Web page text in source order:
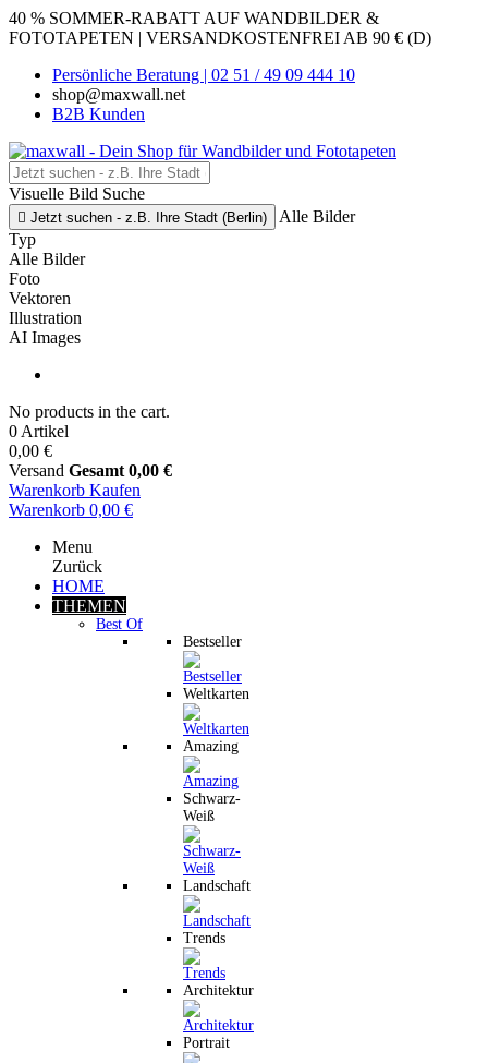
40 % SOMMER-RABATT AUF WANDBILDER &
FOTOTAPETEN | VERSANDKOSTENFREI AB 90 € (D)
Persönliche Beratung | 02 51 / 49 09 444 10
shop@maxwall.net
B2B Kunden
Visuelle Bild Suche
 Jetzt suchen - z.B. Ihre Stadt (Berlin)
Alle Bilder
Typ
Alle Bilder
Foto
Vektoren
Illustration
AI Images
No products in the cart.
0 Artikel
0,00 €
Versand Gesamt 0,00 €
Warenkorb Kaufen
Warenkorb 0,00 €
Menu
Zurück
HOME
THEMEN
Best Of
Bestseller
Weltkarten
Amazing
Schwarz-
Weiß
Landschaft
Trends
Architektur
Portrait